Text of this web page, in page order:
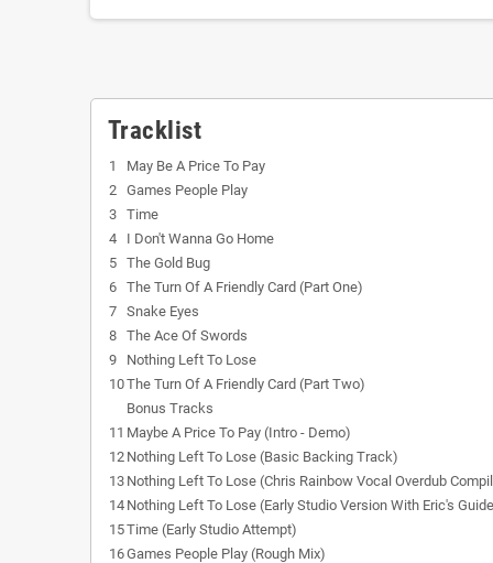
Tracklist
1 May Be A Price To Pay
2 Games People Play
3 Time
4
I Don't Wanna Go Home
5 The Gold Bug
6 The Turn Of A Friendly Card (Part One)
7 Snake Eyes
8 The Ace Of Swords
9
Nothing Left To Lose
10The Turn Of A Friendly Card (Part Two)
Bonus Tracks
11 Maybe A Price To Pay (Intro - Demo)
12 Nothing Left To Lose (Basic Backing Track)
13 Nothing Left To Lose (Chris Rainbow Vocal Overdub
14 Nothing Left To Lose (Early Studio Version With Eric's
15Time (Early Studio Attempt)
16Games People Play (Rough Mix)